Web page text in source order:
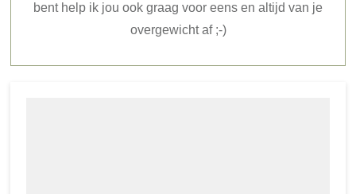
bent help ik jou ook graag voor eens en altijd van je
overgewicht af ;-)